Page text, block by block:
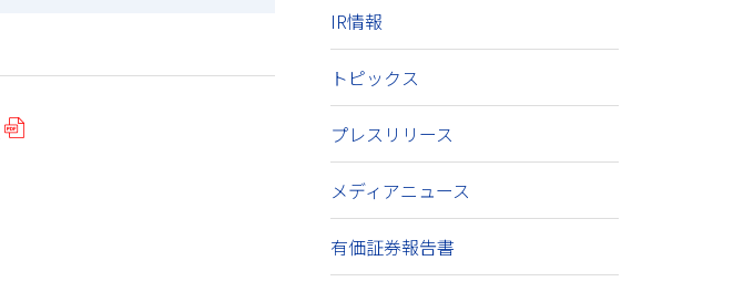
IR情報
トピックス
プレスリリース
メディアニュース
有価証券報告書